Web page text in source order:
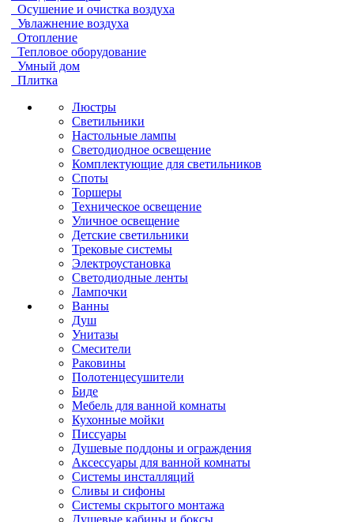
Осушение и очистка воздуха
Увлажнение воздуха
Отопление
Тепловое оборудование
Умный дом
Плитка
Люстры
Светильники
Настольные лампы
Светодиодное освещение
Комплектующие для светильников
Споты
Торшеры
Техническое освещение
Уличное освещение
Детские светильники
Трековые системы
Электроустановка
Светодиодные ленты
Лампочки
Ванны
Душ
Унитазы
Смесители
Раковины
Полотенцесушители
Биде
Мебель для ванной комнаты
Кухонные мойки
Писсуары
Душевые поддоны и ограждения
Аксессуары для ванной комнаты
Системы инсталляций
Сливы и сифоны
Системы скрытого монтажа
Душевые кабины и боксы